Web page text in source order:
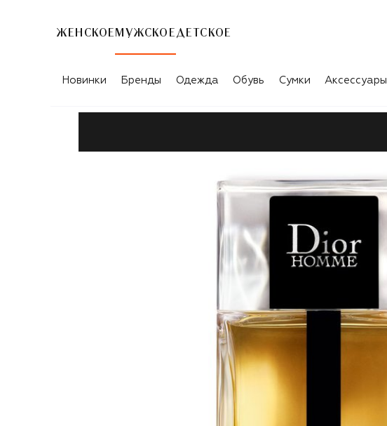
ЖЕНСКОЕ МУЖСКОЕ ДЕТСКОЕ
Новинки Бренды Одежда Обувь Сумки Аксессуары